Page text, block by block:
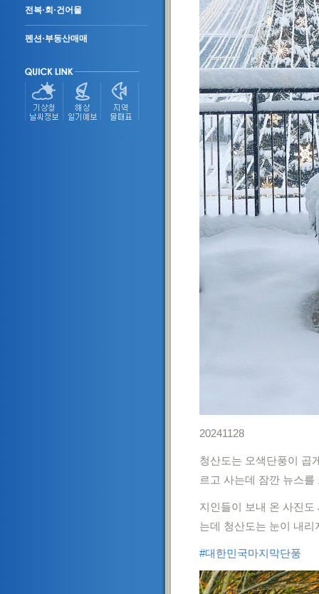
전복·회·건어물
펜션·부동산매매
20241128
청산도는 오색단풍이 곱
르고 사는데 잠깐 뉴스
지인들이 보내 온 사진
는데 청산도는 눈이 내
#대한민국마지막단풍